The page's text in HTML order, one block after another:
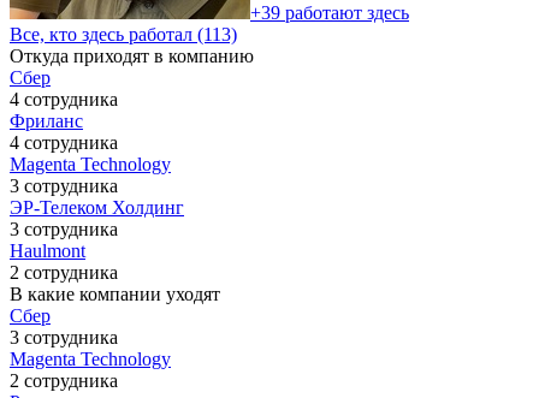
+39 работают здесь
Все, кто здесь работал (113)
Откуда приходят в компанию
Сбер
4 сотрудника
Фриланс
4 сотрудника
Magenta Technology
3 сотрудника
ЭР-Телеком Холдинг
3 сотрудника
Haulmont
2 сотрудника
В какие компании уходят
Сбер
3 сотрудника
Magenta Technology
2 сотрудника